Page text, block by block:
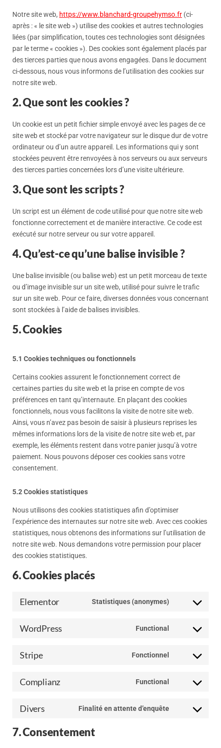
Notre site web, https://www.blanchard-groupehymso.fr (ci-
après : « le site web ») utilise des cookies et autres technologies
liées (par simplification, toutes ces technologies sont désignées
par le terme « cookies »). Des cookies sont également placés par
des tierces parties que nous avons engagées. Dans le document
ci-dessous, nous vous informons de l’utilisation des cookies sur
notre site web.
2. Que sont les cookies ?
Un cookie est un petit fichier simple envoyé avec les pages de ce
site web et stocké par votre navigateur sur le disque dur de votre
ordinateur ou d’un autre appareil. Les informations qui y sont
stockées peuvent être renvoyées à nos serveurs ou aux serveurs
des tierces parties concernées lors d’une visite ultérieure.
3. Que sont les scripts ?
Un script est un élément de code utilisé pour que notre site web
fonctionne correctement et de manière interactive. Ce code est
exécuté sur notre serveur ou sur votre appareil.
4. Qu’est-ce qu’une balise invisible ?
Une balise invisible (ou balise web) est un petit morceau de texte
ou d’image invisible sur un site web, utilisé pour suivre le trafic
sur un site web. Pour ce faire, diverses données vous concernant
sont stockées à l’aide de balises invisibles.
5. Cookies
5.1 Cookies techniques ou fonctionnels
Certains cookies assurent le fonctionnement correct de
certaines parties du site web et la prise en compte de vos
préférences en tant qu’internaute. En plaçant des cookies
fonctionnels, nous vous facilitons la visite de notre site web.
Ainsi, vous n’avez pas besoin de saisir à plusieurs reprises les
mêmes informations lors de la visite de notre site web et, par
exemple, les éléments restent dans votre panier jusqu’à votre
paiement. Nous pouvons déposer ces cookies sans votre
consentement.
5.2 Cookies statistiques
Nous utilisons des cookies statistiques afin d’optimiser
l’expérience des internautes sur notre site web. Avec ces cookies
statistiques, nous obtenons des informations sur l’utilisation de
notre site web. Nous demandons votre permission pour placer
des cookies statistiques.
6. Cookies placés
Elementor Statistiques (anonymes)
WordPress Functional
Stripe Fonctionnel
Complianz Functional
Divers Finalité en attente d’enquête
7. Consentement